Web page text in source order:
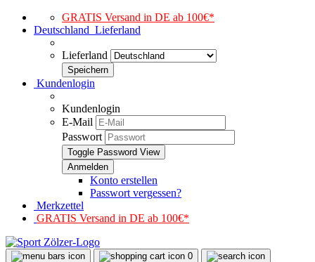
GRATIS Versand in DE ab 100€*
Deutschland Lieferland
Lieferland
Kundenlogin
Kundenlogin
E-Mail
Passwort
Toggle Password View
Konto erstellen
Passwort vergessen?
Merkzettel
GRATIS Versand in DE ab 100€*
0